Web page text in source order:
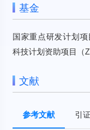
基金
国家重点研发计划
科技计划资助项目（
文献
参考文献 引